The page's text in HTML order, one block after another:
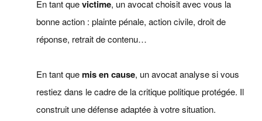
En tant quevictime, un avocat choisit avec vous la
bonne action : plainte pénale, action civile, droit de
réponse, retrait de contenu…
En tant quemis en cause, un avocat analyse si vous
restiez dans le cadre de la critique politique protégée. Il
construit une défense adaptée à votre situation.